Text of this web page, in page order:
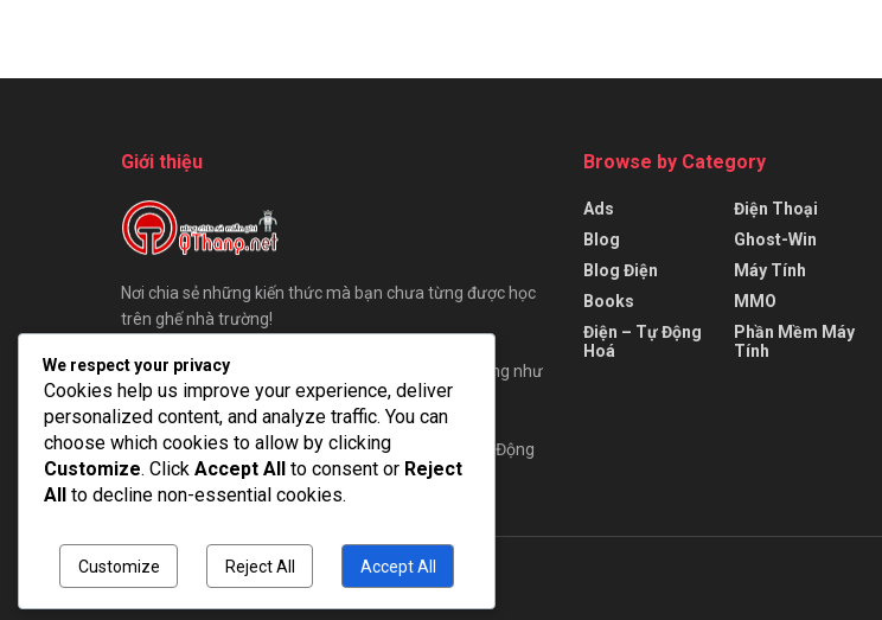
Giới thiệu
Nơi chia sẻ những kiến thức mà bạn chưa từng được học
trên ghế nhà trường!
Chúng tôi sẵn sàng đón những ý kiến đóng góp, cũng như
bài viết của các bạn gửi đến QThang.
Hãy cùng QThang xây dựng một cộng đồng AE Tự Động
Hoá lớn mạnh nhất!
Browse by Category
Ads
Blog
Blog Điện
Books
Điện – Tự Động
Hoá
Điện Thoại
Ghost-Win
Máy Tính
MMO
Phần Mềm Máy
Tính
© 2025QThang Blog- Blog chia sẻ kiến thức miễn phí.
We respect your privacy
Cookies help us improve your experience, deliver
personalized content, and analyze traffic. You can
choose which cookies to allow by clicking
Customize. Click Accept All to consent or Reject
All
to decline non-essential cookies.
Customize Reject All Accept All